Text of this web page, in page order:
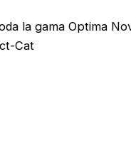
la gama Optima
Cat